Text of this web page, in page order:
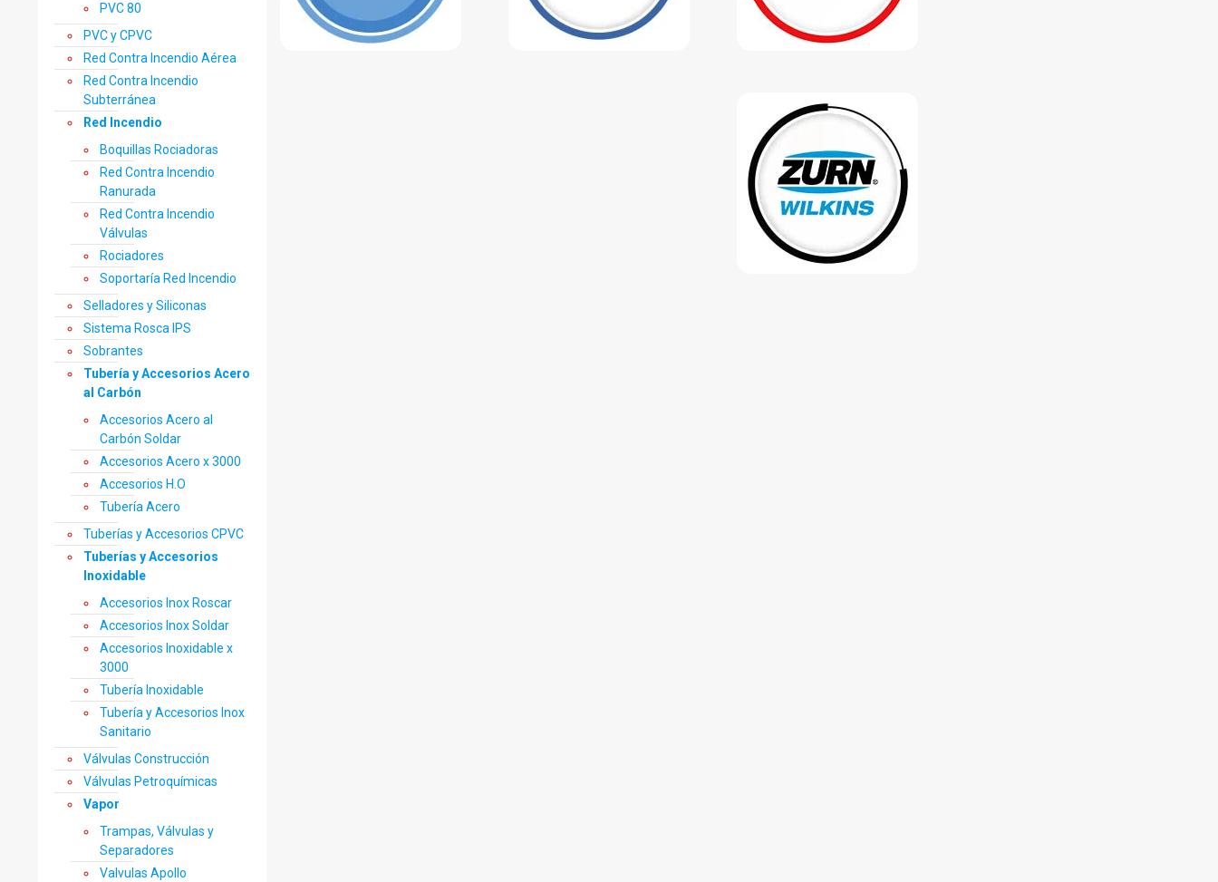
PVC 80
PVC y CPVC
Red Contra Incendio Aérea
Red Contra Incendio
Subterránea
Red Incendio
Boquillas Rociadoras
Red Contra Incendio
Ranurada
Red Contra Incendio
Válvulas
Rociadores
Soportaría Red Incendio
Selladores y Siliconas
Sistema Rosca IPS
Sobrantes
Tubería y Accesorios Acero
al Carbón
Accesorios Acero al
Carbón Soldar
Accesorios Acero x 3000
Accesorios H.O
Tubería Acero
Tuberías y Accesorios CPVC
Tuberías y Accesorios
Inoxidable
Accesorios Inox Roscar
Accesorios Inox Soldar
Accesorios Inoxidable x
3000
Tubería Inoxidable
Tubería y Accesorios Inox
Sanitario
Válvulas Construcción
Válvulas Petroquímicas
Vapor
Trampas, Válvulas y
Separadores
Valvulas Apollo